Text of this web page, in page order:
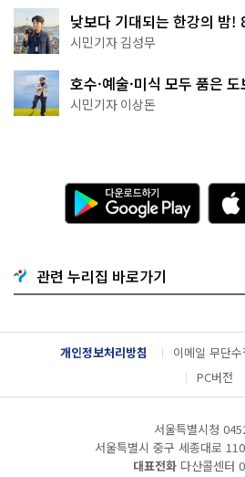
낮보다 기대되는 한강의 밤!
핑' 예약은?
시민기자 김성무
호수·예술·미식 모두 품은
아트센터~마곡테라스거리
시민기자 이상돈
다
운
로
기
G
o
g
l
e
관련 누리집 바로가기
개인정보처리방침 이메일 무단
PC버전
서울특별시청
서울특별시 중구 세종대로
대표전화 다산콜센터